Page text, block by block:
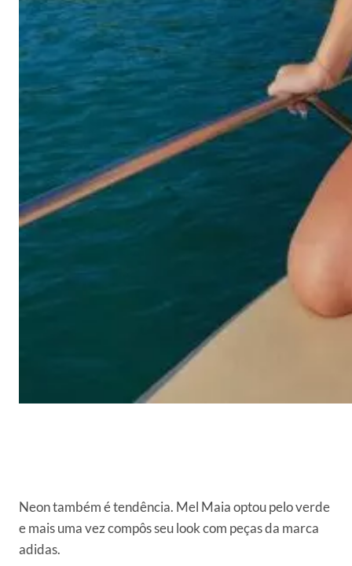
Neon também é tendência. Mel Maia optou pelo verde
e mais uma vez compôs seu look com peças da marca
adidas.